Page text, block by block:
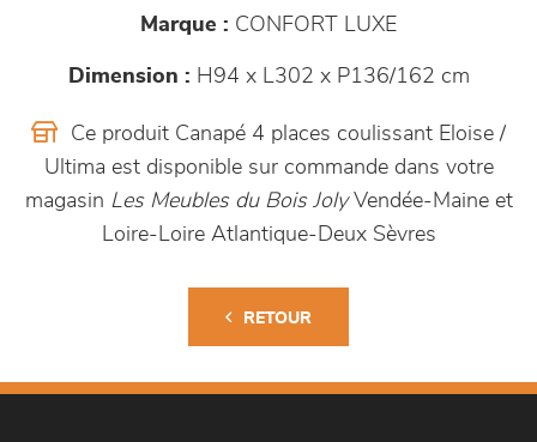
Marque : CONFORT LUXE
Dimension : H94 x L302 x P136/162 cm
Ce produit Canapé 4 places coulissant Eloise /
Ultima est disponible sur commande dans votre
magasin Les Meubles du Bois JolyVendée-Maine et
Loire-Loire Atlantique-Deux Sèvres
RETOUR